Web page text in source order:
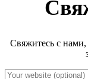
Свяжитесь с нами,